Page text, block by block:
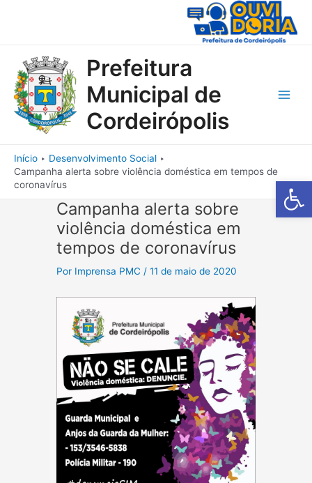
Barra de
Prefeitura
Municipal de
Cordeirópolis
Início
Desenvolvimento Social
Campanha alerta sobre violência doméstica em tempos de
coronavírus
Campanha alerta sobre
violência doméstica em
tempos de coronavírus
Por Imprensa PMC /11 de maio de 2020